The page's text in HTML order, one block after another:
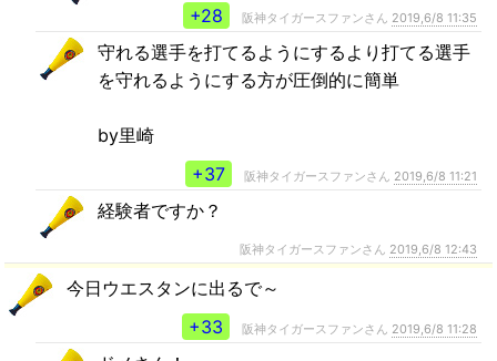
+28
阪神タイガースファンさん 2019,6/8 11:35
守れる選手を打てるようにするより打てる選手
を守れるようにする方が圧倒的に簡単
by里崎
+37
阪神タイガースファンさん 2019,6/8 11:21
経験者ですか？
阪神タイガースファンさん 2019,6/8 12:43
今日ウエスタンに出るで～
+33
阪神タイガースファンさん 2019,6/8 11:28